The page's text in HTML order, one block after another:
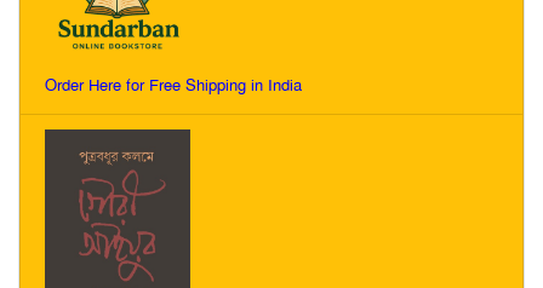
Order Here for Free Shipping in India